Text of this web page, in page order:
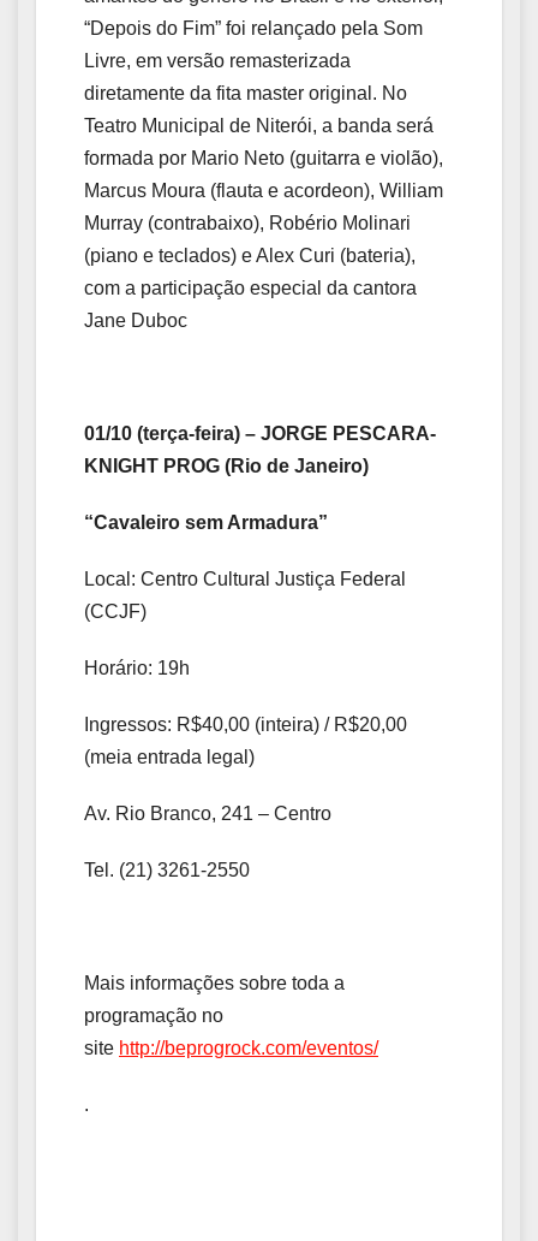
“Depois do Fim” foi relançado pela Som
Livre, em versão remasterizada
diretamente da fita master original. No
Teatro Municipal de Niterói, a banda será
formada por Mario Neto (guitarra e violão),
Marcus Moura (flauta e acordeon), William
Murray (contrabaixo), Robério Molinari
(piano e teclados) e Alex Curi (bateria),
com a participação especial da cantora
Jane Duboc
01/10 (terça-feira) – JORGE PESCARA-
KNIGHT PROG (Rio de Janeiro)
“Cavaleiro sem Armadura”
Local: Centro Cultural Justiça Federal
(CCJF)
Horário: 19h
Ingressos: R$40,00 (inteira) / R$20,00
(meia entrada legal)
Av. Rio Branco, 241 – Centro
Tel. (21) 3261-2550
Mais informações sobre toda a
programação no
site http://beprogrock.com/eventos/
.